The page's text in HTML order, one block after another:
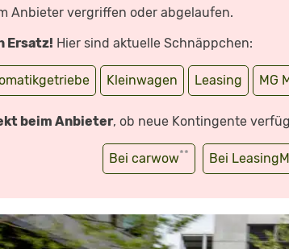
Anbieter vergriffen oder abgelaufen.
Ersatz! Hier sind aktuelle Schnäppchen:
Kleinwagen Leasing MG
beim Anbieter, ob neue Kontingente
Bei carwow** Bei